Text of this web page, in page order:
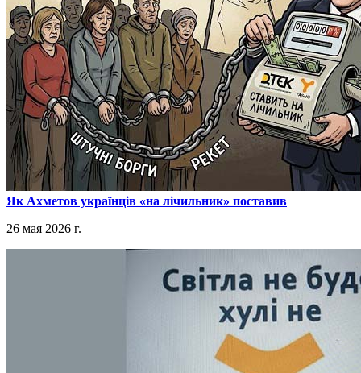
​Як Ахметов українців «на лічильник» поставив
26 мая 2026 г.